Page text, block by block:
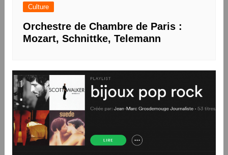
Culture
Orchestre de Chambre de Paris :
Mozart, Schnittke, Telemann